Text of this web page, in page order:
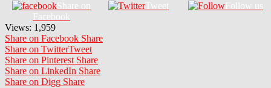
Share on
Facebook
Tweet Follow us
Views: 1,959
Share on Facebook Share
Share on TwitterTweet
Share on Pinterest Share
Share on LinkedIn Share
Share on Digg Share